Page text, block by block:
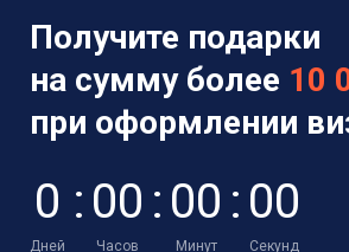
Получите подарки
на сумму более 10
при оформлении
0
Дней
: 00
Часов
: 00
Минут
: 00
Секунд